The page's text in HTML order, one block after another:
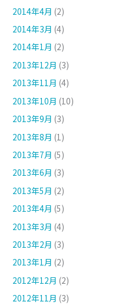
2014年4月 (2)
2014年3月 (4)
2014年1月 (2)
2013年12月 (3)
2013年11月 (4)
2013年10月 (10)
2013年9月 (3)
2013年8月 (1)
2013年7月 (5)
2013年6月 (3)
2013年5月 (2)
2013年4月 (5)
2013年3月 (4)
2013年2月 (3)
2013年1月 (2)
2012年12月 (2)
2012年11月 (3)